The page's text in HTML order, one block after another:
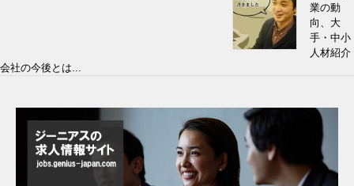
業の動
向、大
手・中小
人材紹介
会社の今後とは...